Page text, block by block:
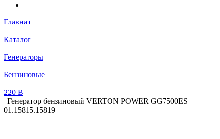
Главная
Каталог
Генераторы
Бензиновые
220 В
Генератор бензиновый VERTON POWER GG7500ES
01.15815.15819